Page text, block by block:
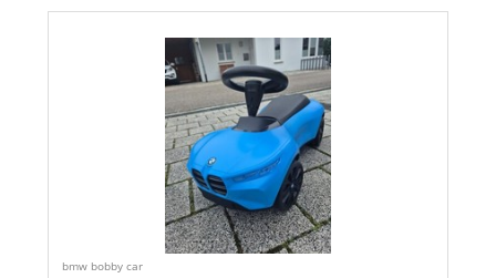
bmw bobby car